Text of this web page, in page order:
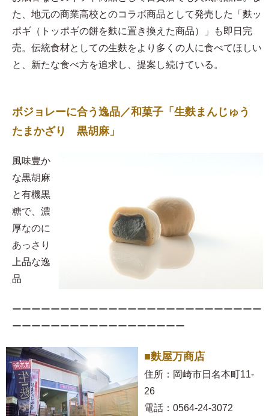
た、地元の商業高校とのコラボ商品として発売した「麩ッ
ポギ（トッポギの餅を麩に置き換えた商品）」も即日完
売。伝統食材としての生麩をより多くの人に食べてほしい
と、新たな食べ方を追求し、提案し続けている。
ボジョレーに合う逸品／和菓子「生麩まんじゅう
たまかざり 黒胡麻」
風味豊か
な黒胡麻
と有機黒
糖で、濃
厚なのに
あっさり
上品な逸
品
ーーーーーーーーーーーーーーーーーーーーーーーーーー
ーーーーーーーーーーーーーーーーーー
■麩屋万商店
住所：岡崎市日名本町11-
26
電話：0564-24-3072